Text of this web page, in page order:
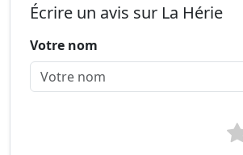
Écrire un avis sur La Hérie
Votre nom